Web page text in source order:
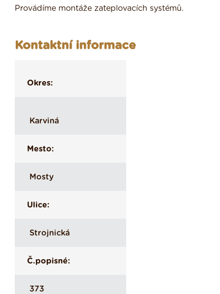
Provádíme montáže zateplovacích systémů.
Kontaktní informace
Okres:
Karviná
Mesto:
Mosty
Ulice:
Strojnická
Č.popisné:
373